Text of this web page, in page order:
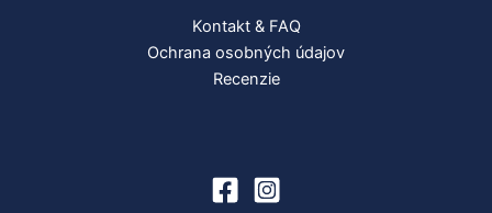
Kontakt & FAQ
Ochrana osobných údajov
Recenzie